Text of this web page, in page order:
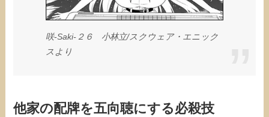
咲-Saki-２６ 小林立/スクウェア・エニック
スより
他家の配牌を五向聴にする必殺技